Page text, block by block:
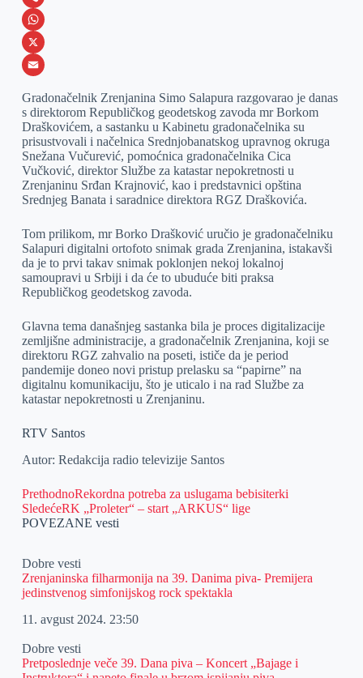
e
b
o
k
s
s
e
g
e
r
i
n
k
d
I
n
V
i
b
r
W
h
t
s
A
p
p
X
m
a
i
l
Gradonačelnik Zrenjanina Simo Salapura razgovarao je danas
s direktorom Republičkog geodetskog zavoda mr Borkom
Draškovićem, a sastanku u Kabinetu gradonačelnika su
prisustvovali i načelnica Srednjobanatskog upravnog okruga
Snežana Vučurević, pomoćnica gradonačelnika Cica
Vučković, direktor Službe za katastar nepokretnosti u
Zrenjaninu Srđan Krajnović, kao i predstavnici opština
Srednjeg Banata i saradnice direktora RGZ Draškovića.
Tom prilikom, mr Borko Drašković uručio je gradonačelniku
Salapuri digitalni ortofoto snimak grada Zrenjanina, istakavši
da je to prvi takav snimak poklonjen nekoj lokalnoj
samoupravi u Srbiji i da će to ubuduće biti praksa
Republičkog geodetskog zavoda.
Glavna tema današnjeg sastanka bila je proces digitalizacije
zemljišne administracije, a gradonačelnik Zrenjanina, koji se
direktoru RGZ zahvalio na poseti, ističe da je period
pandemije doneo novi pristup prelasku sa “papirne” na
digitalnu komunikaciju, što je uticalo i na rad Službe za
katastar nepokretnosti u Zrenjaninu.
RTV Santos
Autor: Redakcija radio televizije Santos
PrethodnoRekordna potreba za uslugama bebisiterki
SledećeRK „Proleter“ – start „ARKUS“ lige
POVEZANE vesti
Dobre vesti
Zrenjaninska filharmonija na 39. Danima piva- Premijera
jedinstvenog simfonijskog rock spektakla
11. avgust 2024. 23:50
Dobre vesti
Pretposlednje veče 39. Dana piva – Koncert „Bajage i